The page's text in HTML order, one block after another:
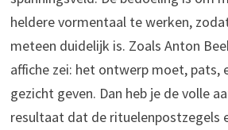
heldere vormentaal te werken,
meteen duidelijk is. Zoals Anton
affiche zei: het ontwerp moet, pats,
gezicht geven. Dan heb je de volle
resultaat dat de rituelenpostzegels